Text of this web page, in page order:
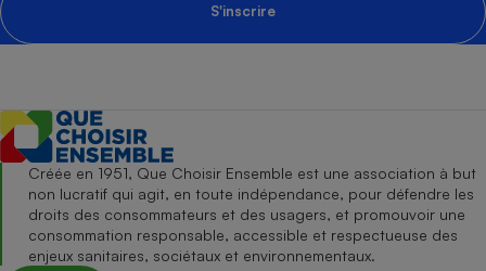
S'inscrire
Créée en 1951, Que Choisir Ensemble est une association à but
non lucratif qui agit, en toute indépendance, pour défendre les
droits des consommateurs et des usagers, et promouvoir une
consommation responsable, accessible et respectueuse des
enjeux sanitaires, sociétaux et environnementaux.